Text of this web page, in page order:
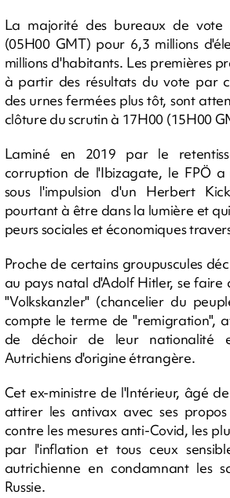
La majorité des bureaux de vote
(05H00 GMT) pour 6,3 millions
millions d'habitants. Les premières
à partir des résultats du vote par
des urnes fermées plus tôt, sont
clôture du scrutin à 17H00 (15H00
Laminé en 2019 par le
corruption de l'Ibizagate, le FPÖ
sous l'impulsion d'un Herbert
pourtant à être dans la lumière et
peurs sociales et économiques
Proche de certains groupuscules
au pays natal d'Adolf Hitler, se faire
"Volkskanzler" (chancelier du
compte le terme de "remigration",
de déchoir de leur nationalité
Autrichiens d'origine étrangère.
Cet ex-ministre de l'Intérieur, âgé
attirer les antivax avec ses propos
contre les mesures anti-Covid, les
par l'inflation et tous ceux
autrichienne en condamnant les
Russie.